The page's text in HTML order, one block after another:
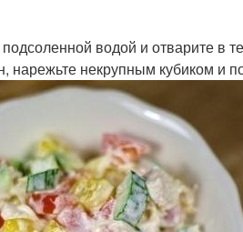
водой и отварите в
нарежьте некрупным кубиком и